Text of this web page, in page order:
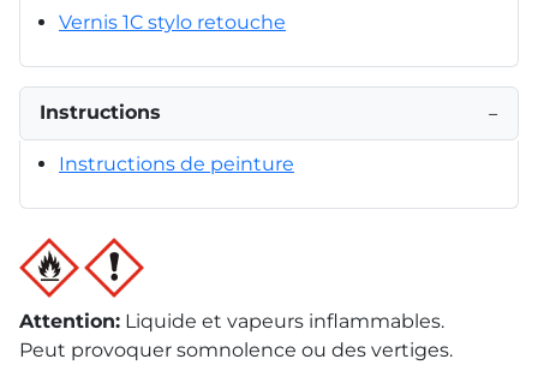
Vernis 1C stylo retouche
Instructions −
Instructions de peinture
Attention: Liquide et vapeurs inflammables.
Peut provoquer somnolence ou des vertiges.